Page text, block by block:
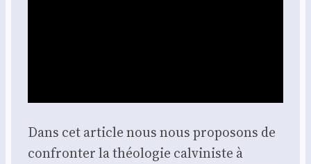
Dans cet article nous nous pro­po­sons de
confron­ter la théo­lo­gie cal­vi­niste à